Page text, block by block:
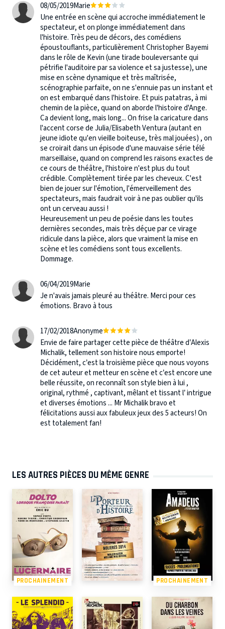
08/05/2019Marie
Une entrée en scène qui accroche immédiatement le
spectateur, et on plonge immédiatement dans
l'histoire. Très peu de décors, des comédiens
époustouflants, particulièrement Christopher Bayemi
dans le rôle de Kevin (une tirade bouleversante qui
pétrifie l'auditoire par sa violence et sa justesse), une
mise en scène dynamique et très maîtrisée,
scénographie parfaite, on ne s'ennuie pas un instant et
on est embarqué dans l'histoire. Et puis patatras, à mi
chemin de la pièce, quand on aborde l'histoire d'Ange.
Ca devient long, mais long... On frise la caricature dans
l'accent corse de Julia/Elisabeth Ventura (autant en
jeune idiote qu'en vieille boiteuse, très mal jouées) , on
se croirait dans un épisode d'une mauvaise série télé
marseillaise, quand on comprend les raisons exactes de
ce cours de théâtre, l'histoire n'est plus du tout
crédible. Complètement tirée par les cheveux. C'est
bien de jouer sur l'émotion, l'émerveillement des
spectateurs, mais faudrait voir à ne pas oublier qu'ils
ont un cerveau aussi !
Heureusement un peu de poésie dans les toutes
dernières secondes, mais très déçue par ce virage
ridicule dans la pièce, alors que vraiment la mise en
scène et les comédiens sont tous excellents.
Dommage.
06/04/2019Marie
Je n'avais jamais pleuré au théâtre. Merci pour ces
émotions. Bravo à tous
17/02/2018Anonyme
Envie de faire partager cette pièce de théâtre d’Alexis
Michalik, tellement son histoire nous emporte!
Décidément, c’est la troisième pièce que nous voyons
de cet auteur et metteur en scène et c’est encore une
belle réussite, on reconnaît son style bien à lui ,
original, rythmé , captivant, mêlant et tissant l’ intrigue
et diverses émotions ... Mr Michalik bravo et
félicitations aussi aux fabuleux jeux des 5 acteurs! On
est totalement fan!
LES AUTRES PIÈCES DU MÊME GENRE
PROCHAINEMENT PROCHAINEMENT